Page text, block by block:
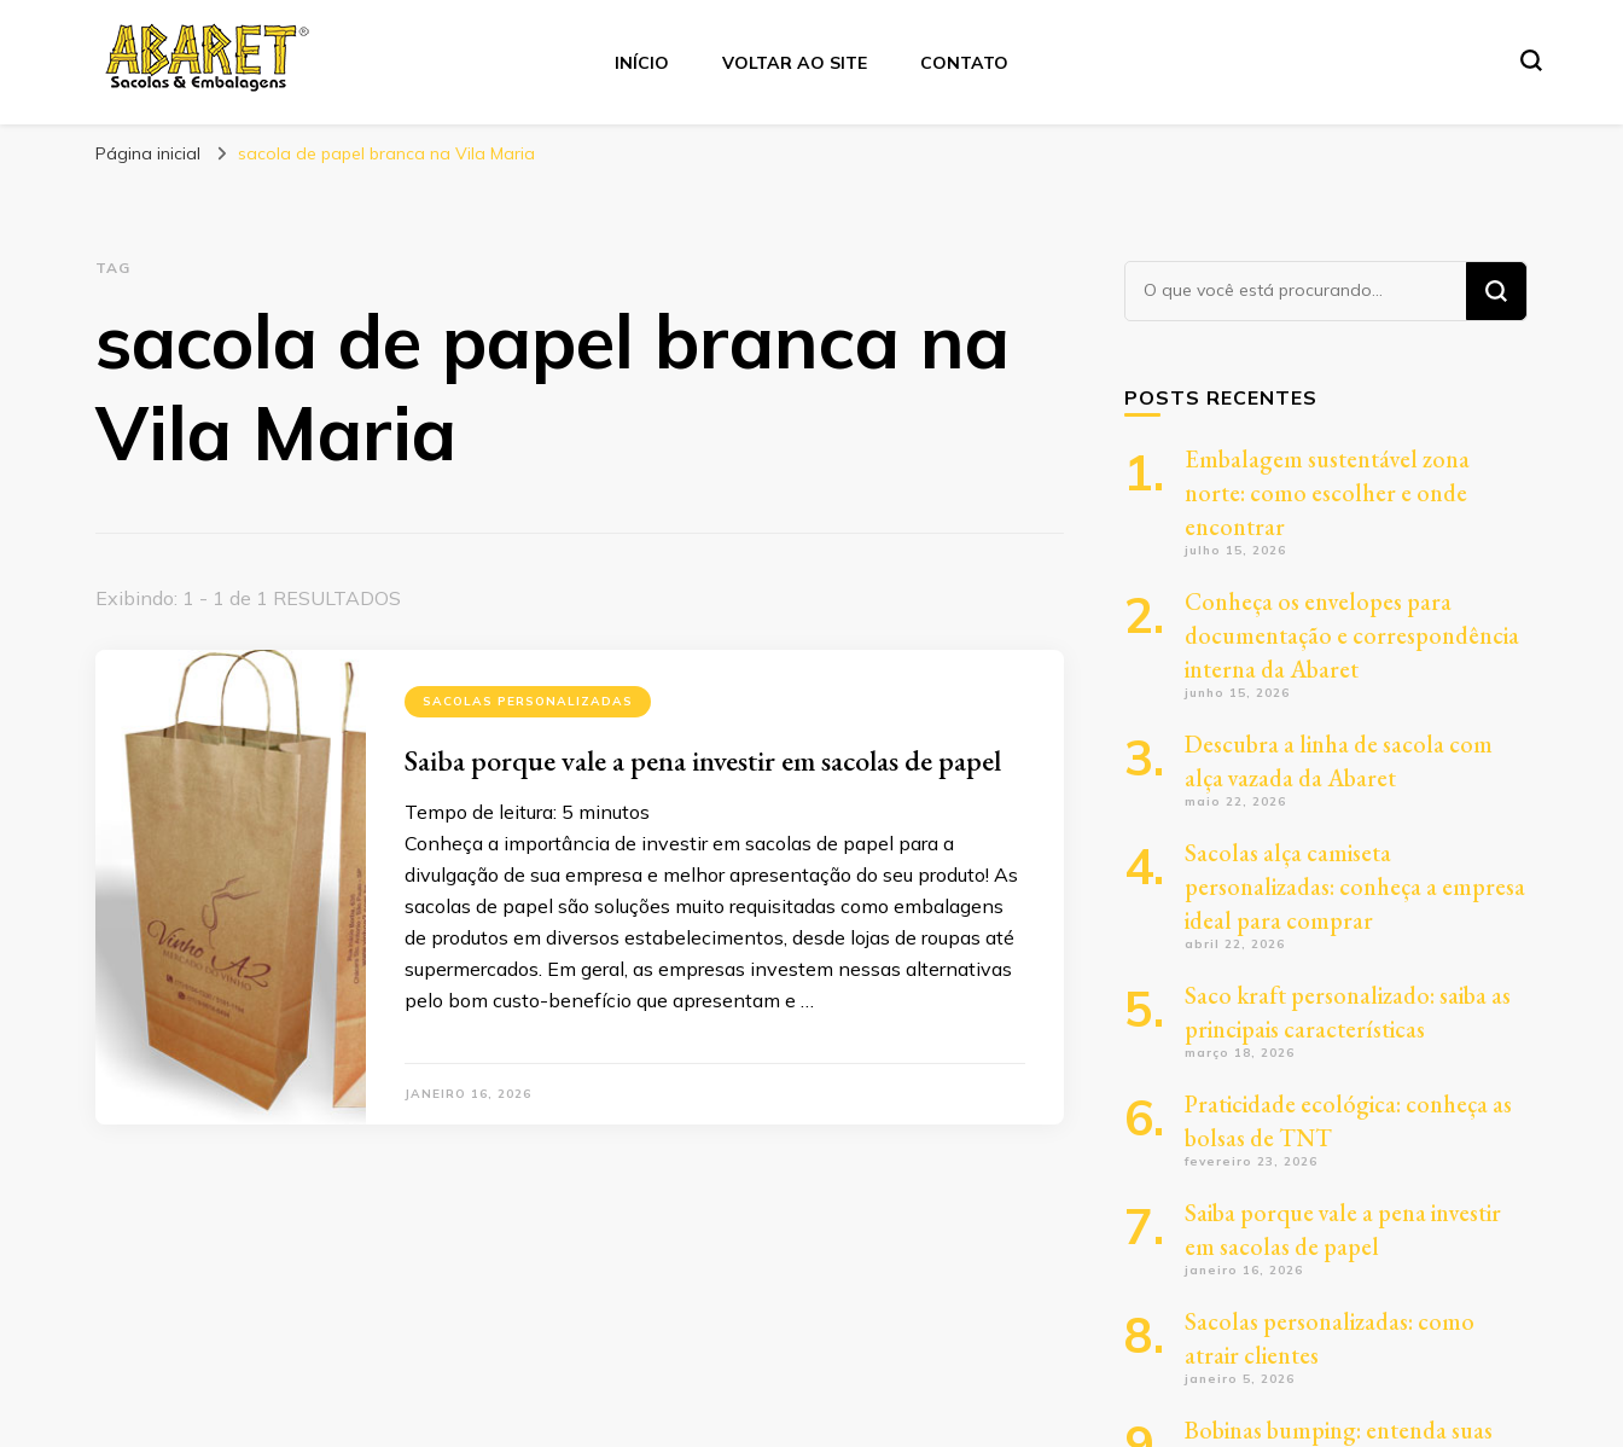
Abaret
INÍCIO VOLTAR AO SITE CONTATO
Página inicial sacola de papel branca na Vila Maria
TAG
sacola de papel branca na
Vila Maria
Exibindo: 1 - 1 de 1 RESULTADOS
SACOLAS PERSONALIZADAS
Saiba porque vale a pena investir em sacolas de papel
Tempo de leitura: 5 minutos
Conheça a importância de investir em sacolas de papel para a
divulgação de sua empresa e melhor apresentação do seu produto! As
sacolas de papel são soluções muito requisitadas como embalagens
de produtos em diversos estabelecimentos, desde lojas de roupas até
supermercados. Em geral, as empresas investem nessas alternativas
pelo bom custo-benefício que apresentam e …
JANEIRO 16, 2026
Procurando
algo?
POSTS RECENTES
Embalagem sustentável zona
norte: como escolher e onde
encontrar
julho 15, 2026
Conheça os envelopes para
documentação e correspondência
interna da Abaret
junho 15, 2026
Descubra a linha de sacola com
alça vazada da Abaret
maio 22, 2026
Sacolas alça camiseta
personalizadas: conheça a empresa
ideal para comprar
abril 22, 2026
Saco kraft personalizado: saiba as
principais características
março 18, 2026
Praticidade ecológica: conheça as
bolsas de TNT
fevereiro 23, 2026
Saiba porque vale a pena investir
em sacolas de papel
janeiro 16, 2026
Sacolas personalizadas: como
atrair clientes
janeiro 5, 2026
Bobinas bumping: entenda suas